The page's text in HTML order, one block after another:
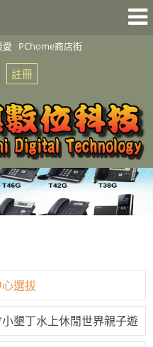
愛 PChome商店街
註冊
選拔
墾丁水上休閒世界親子遊